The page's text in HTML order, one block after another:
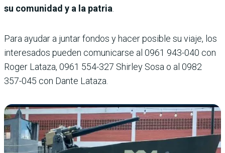
su comunidad y a la patria
Para ayudar a juntar fondos y hacer posible su viaje, los
interesados pueden comunicarse al 0961 943-040 con
Roger Lataza, 0961 554-327 Shirley Sosa o al 0982
357-045 con Dante Lataza.